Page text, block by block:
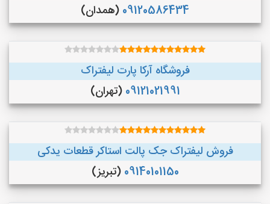
09120586434 (همدان)
فروشگاه آرکا پارت لیفتراک
09121021991 (تهران)
فروش لیفتراک جک پالت استاکر قطعات یدکی
09140101150 (تبریز)